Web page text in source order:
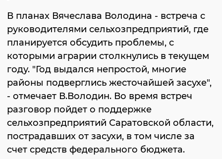
В планах Вячеслава Володина - встреча с
руководителями сельхозпредприятий, где
планируется обсудить проблемы, с
которыми аграрии столкнулись в текущем
году. "Год выдался непростой, многие
районы подверглись жесточайшей засухе",
- отмечает В.Володин. Во время встреч
разговор пойдет о поддержке
сельхозпредприятий Саратовской области,
пострадавших от засухи, в том числе за
счет средств федерального бюджета.